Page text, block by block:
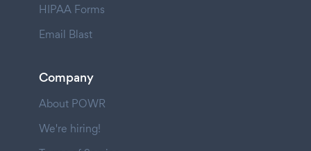
HIPAA Forms
Email Blast
Company
About POWR
We're hiring!